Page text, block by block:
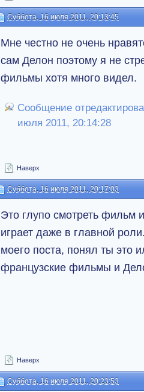
Суббота, 16 июля 2011, 20:13:45
Мне честно не очень
сам Делон поэтому я не
фильмы хотя много видел.
Сообщение
июля 2011, 20:14:28
Наверх
Суббота, 16 июля 2011, 20:17:03
Это глупо смотреть фильм
играет даже в главной
моего поста, понял ты это
французские фильмы и
Наверх
Суббота, 16 июля 2011, 20:23:53